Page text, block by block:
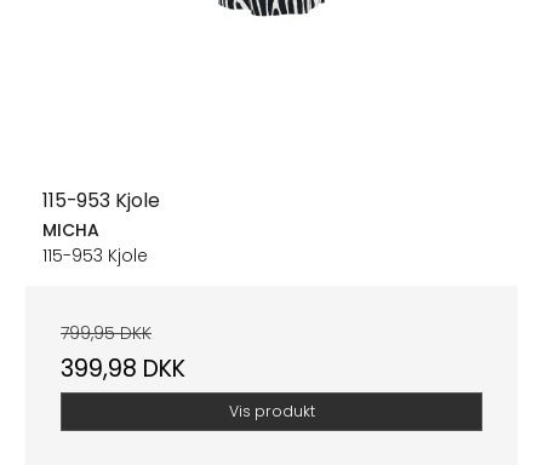
115-953 Kjole
MICHA
115-953 Kjole
799,95 DKK
399,98 DKK
Vis produkt